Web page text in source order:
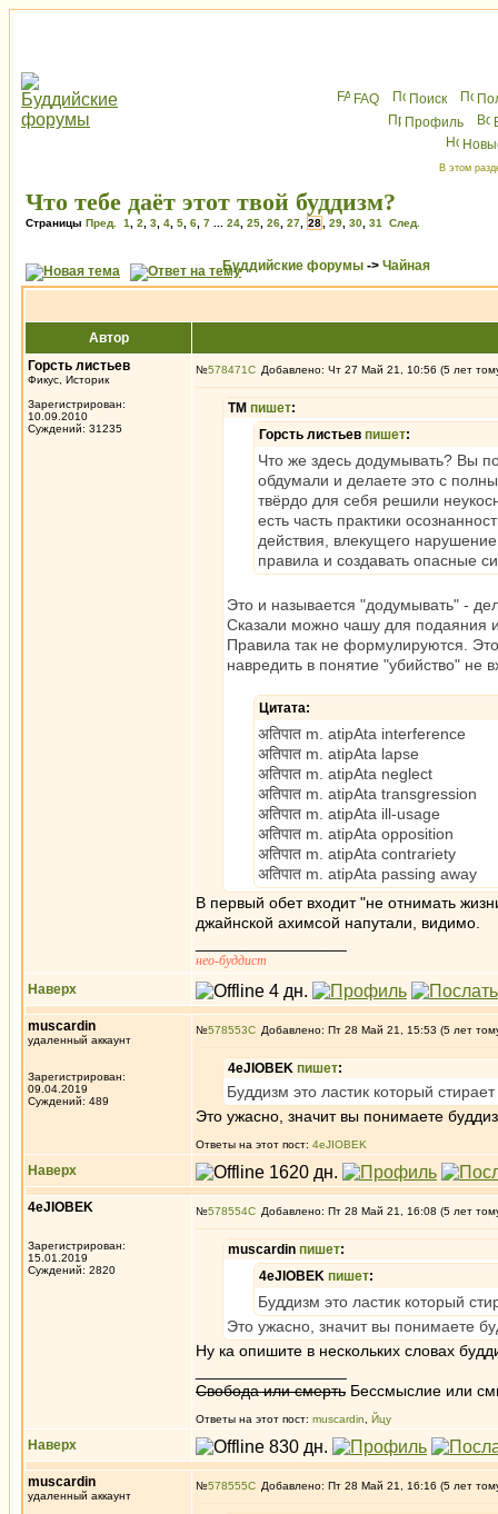
FAQ Поиск
Профиль
В этом
Что тебе даёт этот твой буддизм?
Страницы Пред. 1 2 3 4 5 6 7 24 25 26 27 28 29 30 31 След.
Буддийские форумы -> Чайная
Автор
Горсть листьев
Фикус, Историк
Зарегистрирован:
10.09.2010
Суждений: 31235
№578471 Добавлено: Чт 27 Май 21, 10:56 (5 лет
ТМ пишет:
Горсть листьев пишет:
Что же здесь додумывать? Вы
обдумали и делаете это с
твёрдо для себя решили
есть часть практики
действия, влекущего
правила и создавать опасные
Это и называется "додумывать" -
Сказали можно чашу для подаяния
Правила так не формулируются.
навредить в понятие "убийство" не
Цитата:
अतिपात m. atipAta interference
अतिपात m. atipAta lapse
अतिपात m. atipAta neglect
अतिपात m. atipAta transgression
अतिपात m. atipAta ill-usage
अतिपात m. atipAta opposition
अतिपात m. atipAta contrariety
अतिपात m. atipAta passing away
В первый обет входит "не отнимать
джайнской ахимсой напутали, видимо.
нео-буддист
Наверх
muscardin
удаленный аккаунт
Зарегистрирован:
09.04.2019
Суждений: 489
№578553 Добавлено: Пт 28 Май 21, 15:53 (5 лет
4eJIOBEK пишет:
Буддизм это ластик который
Это ужасно, значит вы понимаете
Ответы на этот пост: 4eJIOBEK
Наверх
4eJIOBEK
Зарегистрирован:
15.01.2019
Суждений: 2820
№578554 Добавлено: Пт 28 Май 21, 16:08 (5 лет
muscardin пишет:
4eJIOBEK пишет:
Буддизм это ластик который
Это ужасно, значит вы понимаете
Ну ка опишите в нескольких словах
Свобода или смерть Бессмыслие или
Ответы на этот пост: muscardin Йцу
Наверх
muscardin
удаленный аккаунт
№578555 Добавлено: Пт 28 Май 21, 16:16 (5 лет